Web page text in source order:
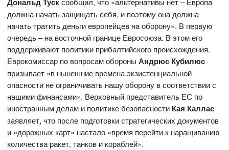
должна начать защищать себя, и поэтому она должна
начать тратить деньги европейцев на оборону». В первую
очередь – на восточной границе Евросоюза. В этом его
поддерживают политики прибалтийского происхождения.
Еврокомиссар по вопросам обороныАндрюс Кубилюс
призывает «в нынешние времена экзистенциальной
опасности не ограничивать нашу оборону в соответствии с
нашими финансами». Верховный представитель ЕС по
иностранным делам и политике безопасности Кая Каллас
заявляет, что после подготовки стратегических документов
и «дорожных карт» настало «время перейти к наращиванию
количества ракет, танков и кораблей».